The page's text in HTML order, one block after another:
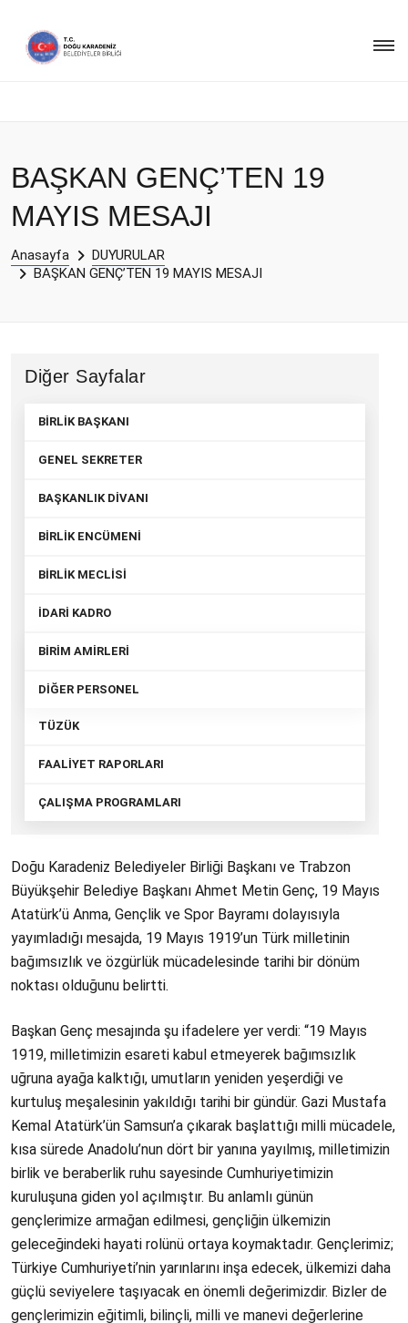
BAŞKAN GENÇ’TEN 19
MAYIS MESAJI
Anasayfa
DUYURULAR
BAŞKAN GENÇ’TEN 19 MAYIS MESAJI
Diğer Sayfalar
BİRLİK BAŞKANI
GENEL SEKRETER
BAŞKANLIK DİVANI
BİRLİK ENCÜMENİ
BİRLİK MECLİSİ
İDARİ KADRO
BİRİM AMİRLERİ
DİĞER PERSONEL
TÜZÜK
FAALİYET RAPORLARI
ÇALIŞMA PROGRAMLARI
Doğu Karadeniz Belediyeler Birliği Başkanı ve Trabzon
Büyükşehir Belediye Başkanı Ahmet Metin Genç, 19 Mayıs
Atatürk’ü Anma, Gençlik ve Spor Bayramı dolayısıyla
yayımladığı mesajda, 19 Mayıs 1919’un Türk milletinin
bağımsızlık ve özgürlük mücadelesinde tarihi bir dönüm
noktası olduğunu belirtti.
Başkan Genç mesajında şu ifadelere yer verdi: “19 Mayıs
1919, milletimizin esareti kabul etmeyerek bağımsızlık
uğruna ayağa kalktığı, umutların yeniden yeşerdiği ve
kurtuluş meşalesinin yakıldığı tarihi bir gündür. Gazi Mustafa
Kemal Atatürk’ün Samsun’a çıkarak başlattığı milli mücadele,
kısa sürede Anadolu’nun dört bir yanına yayılmış, milletimizin
birlik ve beraberlik ruhu sayesinde Cumhuriyetimizin
kuruluşuna giden yol açılmıştır. Bu anlamlı günün
gençlerimize armağan edilmesi, gençliğin ülkemizin
geleceğindeki hayati rolünü ortaya koymaktadır. Gençlerimiz;
Türkiye Cumhuriyeti’nin yarınlarını inşa edecek, ülkemizi daha
güçlü seviyelere taşıyacak en önemli değerimizdir. Bizler de
gençlerimizin eğitimli, bilinçli, milli ve manevi değerlerine